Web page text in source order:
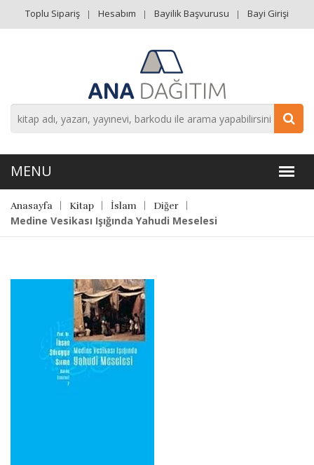
Toplu Sipariş Hesabım Bayilik Başvurusu Bayi Girişi
Anasayfa Kitap İslam Diğer
Medine Vesikası Işığında Yahudi Meselesi